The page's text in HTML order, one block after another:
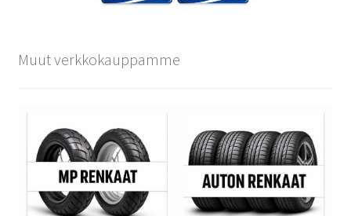
Muut verkkokauppamme